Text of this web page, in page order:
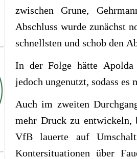
zwischen Grune,
Abschluss wurde zunächst
schnellsten und schob den
In der Folge hätte Apolda
jedoch ungenutzt, sodass es
Auch im zweiten
mehr Druck zu
VfB lauerte auf
Kontersituationen über